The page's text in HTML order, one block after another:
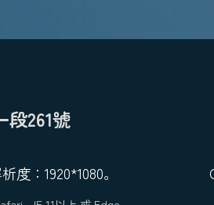
261號
：1920*1080。